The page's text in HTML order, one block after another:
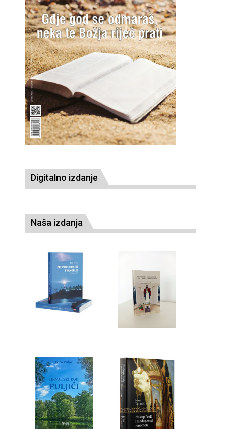
Digitalno izdanje
Naša izdanja